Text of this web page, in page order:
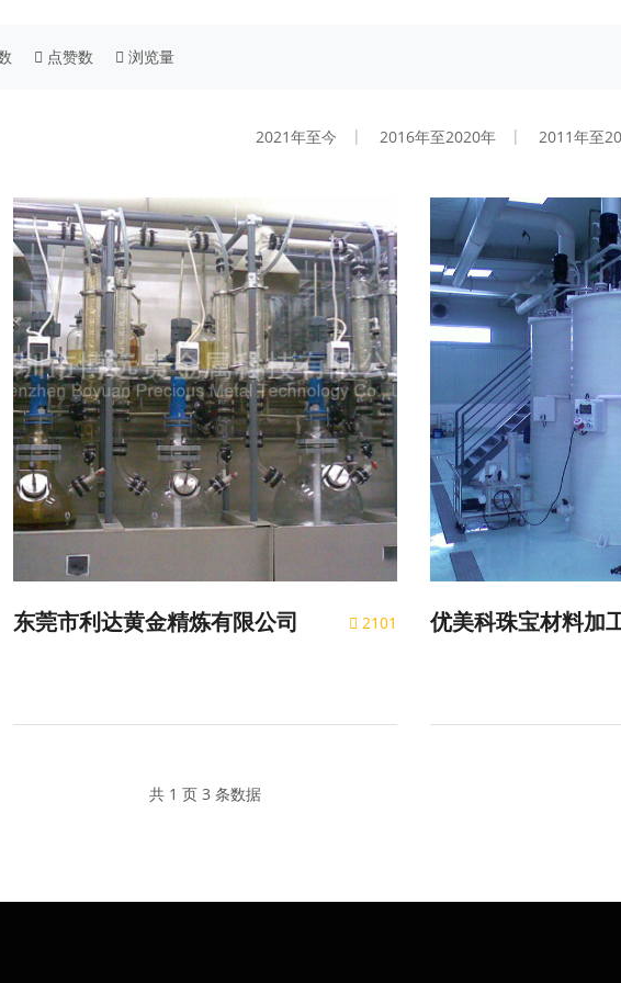
点赞数 浏览量
2021年至今 2016年至2020年 2011年至
2101
东莞市利达黄金精炼有限公司 优美科珠宝材料加
共 1 页 3 条数据